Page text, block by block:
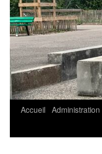
Accueil Administration